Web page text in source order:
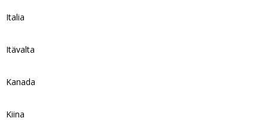
Italia
Itävalta
Kanada
Kiina